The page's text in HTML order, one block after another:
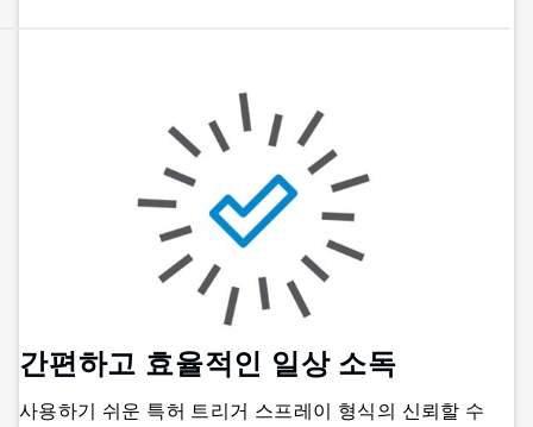
간편하고 효율적인 일상 소독
사용하기 쉬운 특허 트리거 스프레이 형식의 신뢰할 수